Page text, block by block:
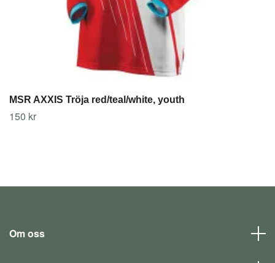
MSR AXXIS Tröja red/teal/white, youth
150 kr
Om oss